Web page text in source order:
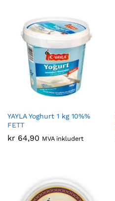
YAYLA Yoghurt 1 kg 10%%
FETT
kr 64,90 MVA inkludert